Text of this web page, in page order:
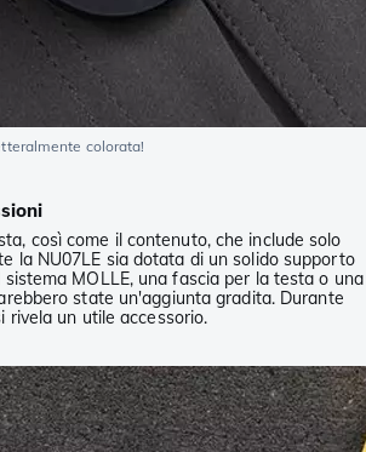
colorata!
così come il contenuto, che include solo
la NU07LE sia dotata di un solido supporto
MOLLE, una fascia per la testa o una
state un'aggiunta gradita. Durante
rivela un utile accessorio.